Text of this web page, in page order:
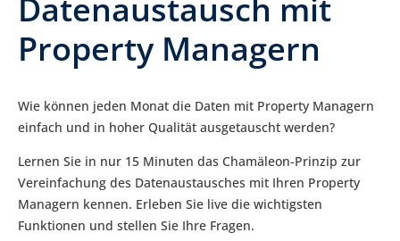
Datenaustausch mit
Property Managern
Wie können jeden Monat die Daten mit Property Managern
einfach und in hoher Qualität ausgetauscht werden?
Lernen Sie in nur 15 Minuten das Chamäleon-Prinzip zur
Vereinfachung des Datenaustausches mit Ihren Property
Managern kennen. Erleben Sie live die wichtigsten
Funktionen und stellen Sie Ihre Fragen.